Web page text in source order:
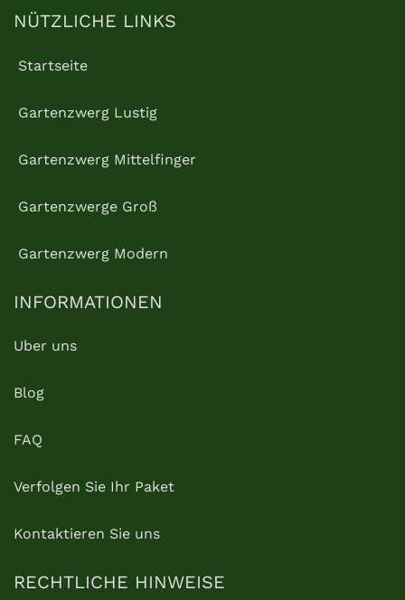
NÜTZLICHE LINKS
Startseite
Gartenzwerg Lustig
Gartenzwerg Mittelfinger
Gartenzwerge Groß
Gartenzwerg Modern
INFORMATIONEN
Uber uns
Blog
FAQ
Verfolgen Sie Ihr Paket
Kontaktieren Sie uns
RECHTLICHE HINWEISE